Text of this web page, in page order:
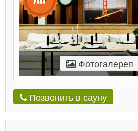
Фотогалерея
Позвонить в сауну